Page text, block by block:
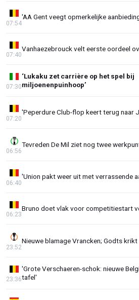
'AA Gent veegt opmerkelijke
07:54
Vanhaezebrouck velt eerste oordeel
07:40
‘Lukaku zet carrière op het spel bij
miljoenenpuinhoop’
07:30
'Peperdure Club-flop keert terug naar
07:20
Tevreden De Mil ziet nog twee
06:56
'Union pakt weer uit met verrassende
06:40
Bruno doet vlak voor competitiestart
06:23
Nieuwe blamage Vrancken; Godts
23:52
'Grote Verschaeren-schok: nieuwe
tafel'
23:36